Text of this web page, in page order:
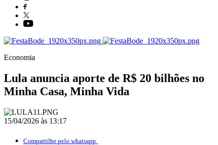
Economia
Lula anuncia aporte de R$ 20 bilhões no
Minha Casa, Minha Vida
15/04/2026 às 13:17
Compartilhe pelo whatsapp